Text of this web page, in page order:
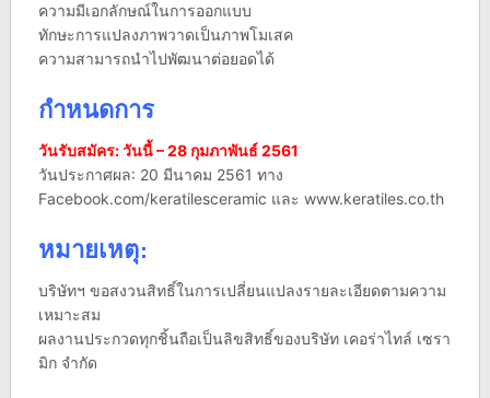
ความมีเอกลักษณ์ในการออกแบบ
ทักษะการแปลงภาพวาดเป็นภาพโมเสค
ความสามารถนำไปพัฒนาต่อยอดได้
กำหนดการ
วันรับสมัคร: วันนี้ – 28 กุมภาพันธ์ 2561
วันประกาศผล: 20 มีนาคม 2561 ทาง
Facebook.com/keratilesceramic และ www.keratiles.co.th
หมายเหตุ:
บริษัทฯ ขอสงวนสิทธิ์ในการเปลี่ยนแปลงรายละเอียดตามความ
เหมาะสม
ผลงานประกวดทุกชิ้นถือเป็นลิขสิทธิ์ของบริษัท เคอร่าไทล์ เซรา
มิก จำกัด